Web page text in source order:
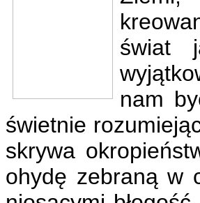
świat
nam
świetnie
skrywa
ohydę zebraną w